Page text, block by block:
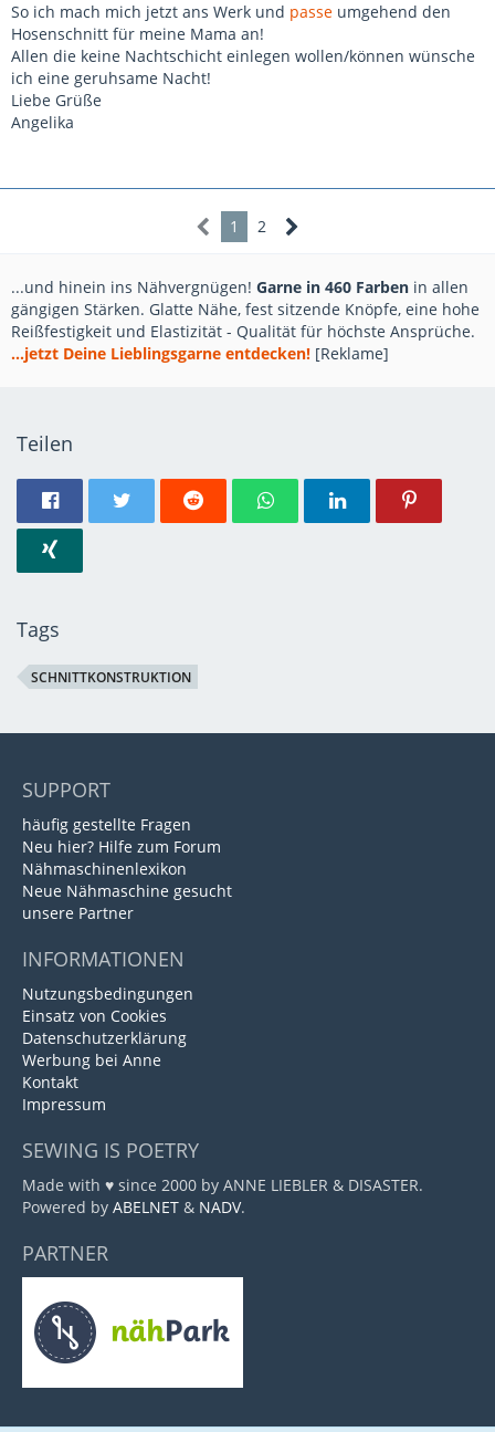
So ich mach mich jetzt ans Werk und passe umgehend den
Hosenschnitt für meine Mama an!
Allen die keine Nachtschicht einlegen wollen/können wünsche
ich eine geruhsame Nacht!
Liebe Grüße
Angelika
1 2
...und hinein ins Nähvergnügen! Garne in 460 Farben in allen
gängigen Stärken. Glatte Nähe, fest sitzende Knöpfe, eine hohe
Reißfestigkeit und Elastizität - Qualität für höchste Ansprüche.
...jetzt Deine Lieblingsgarne entdecken! [Reklame]
Teilen
Tags
SCHNITTKONSTRUKTION
SUPPORT
häufig gestellte Fragen
Neu hier? Hilfe zum Forum
Nähmaschinenlexikon
Neue Nähmaschine gesucht
unsere Partner
INFORMATIONEN
Nutzungsbedingungen
Einsatz von Cookies
Datenschutzerklärung
Werbung bei Anne
Kontakt
Impressum
SEWING IS POETRY
Made with ♥ since 2000 by ANNE LIEBLER & DISASTER.
Powered by ABELNET & NADV.
PARTNER